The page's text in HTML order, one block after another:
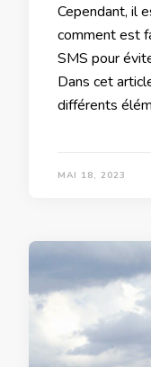
Cependant, il
comment est
SMS pour
Dans cet
différents
MAI 18, 2023